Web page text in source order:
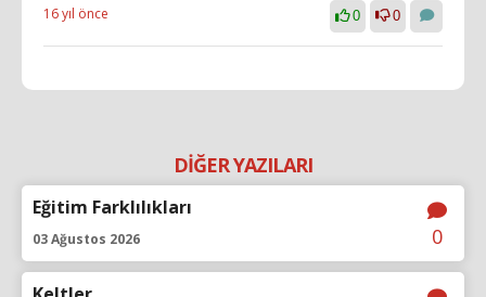
16 yıl önce 0 0
DİĞER YAZILARI
Eğitim Farklılıkları
03 Ağustos 2026 0